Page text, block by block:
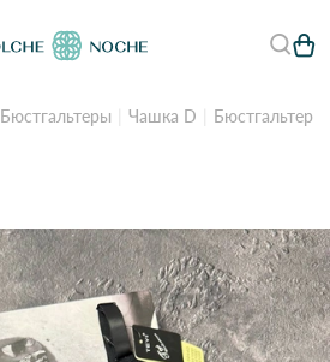
Бюстгальтеры Чашка D Бюстгальтер